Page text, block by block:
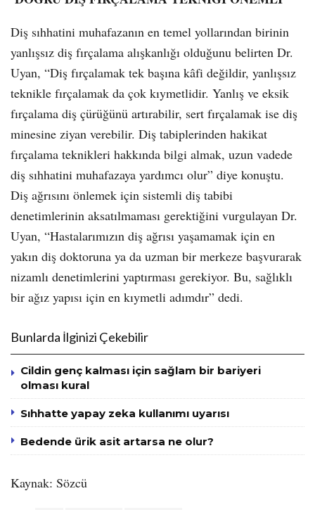
Diş sıhhatini muhafazanın en temel yollarından birinin
yanlışsız diş fırçalama alışkanlığı olduğunu belirten Dr.
Uyan, “Diş fırçalamak tek başına kâfi değildir, yanlışsız
teknikle fırçalamak da çok kıymetlidir. Yanlış ve eksik
fırçalama diş çürüğünü artırabilir, sert fırçalamak ise diş
minesine ziyan verebilir. Diş tabiplerinden hakikat
fırçalama teknikleri hakkında bilgi almak, uzun vadede
diş sıhhatini muhafazaya yardımcı olur” diye konuştu.
Diş ağrısını önlemek için sistemli diş tabibi
denetimlerinin aksatılmaması gerektiğini vurgulayan Dr.
Uyan, “Hastalarımızın diş ağrısı yaşamamak için en
yakın diş doktoruna ya da uzman bir merkeze başvurarak
nizamlı denetimlerini yaptırması gerekiyor. Bu, sağlıklı
bir ağız yapısı için en kıymetli adımdır” dedi.
Bunlarda İlginizi Çekebilir
Cildin genç kalması için sağlam bir bariyeri
olması kural
Sıhhatte yapay zeka kullanımı uyarısı
Bedende ürik asit artarsa ne olur?
Kaynak: Sözcü